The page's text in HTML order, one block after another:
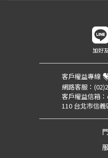
加好
客戶權益專線
網路客服：
客戶權益信箱：
110 台北市信